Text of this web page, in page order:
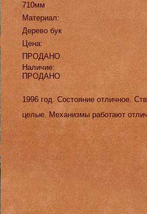
710мм
Материал:
Дерево бук
Цена:
ПРОДАНО
Наличие:
ПРОДАНО
1996 год. Состояние отличное.
целые. Механизмы работают